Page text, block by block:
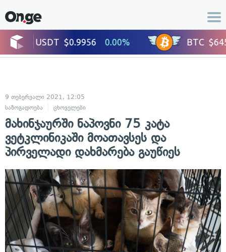
9 თებერვალი 2021, 12:05
საზოგადოება
ცხოველები
მახინჯაურში ნაპოვნი 75 კატა
ვეტკლინიკაში მოათავსეს და
პირველადი დახმარება გაუწიეს